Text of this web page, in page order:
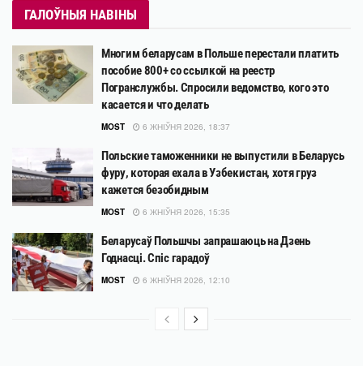
ГАЛОЎНЫЯ НАВІНЫ
Многим беларусам в Польше перестали платить
пособие 800+ со ссылкой на реестр
Погранслужбы. Спросили ведомство, кого это
касается и что делать
MOST 6 ЖНІЎНЯ 2026, 18:37
Польские таможенники не выпустили в Беларусь
фуру, которая ехала в Узбекистан, хотя груз
кажется безобидным
MOST 6 ЖНІЎНЯ 2026, 15:35
Беларусаў Польшчы запрашаюць на Дзень
Годнасці. Спіс гарадоў
MOST 6 ЖНІЎНЯ 2026, 12:10